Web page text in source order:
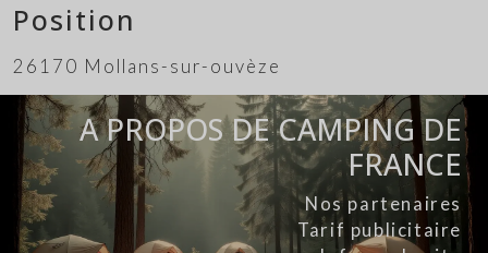
Position
26170 Mollans-sur-ouvèze
A PROPOS DE CAMPING DE
FRANCE
Nos partenaires
Tarif publicitaire